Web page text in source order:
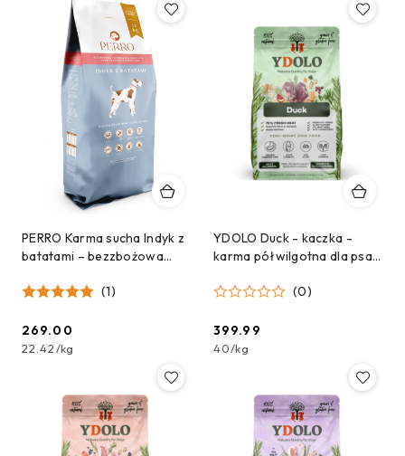
PERRO Karma sucha Indyk z
batatami – bezzbożowa
dorosłych średnich i dużych
(1)
Cena:
269.00
22.42/kg
YDOLO Duck - kaczka -
karma półwilgotna dla psa
(0)
Cena:
399.99
40/kg